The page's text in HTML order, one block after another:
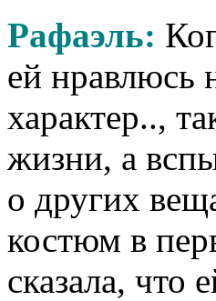
Рафаэль:
ей нравлюсь
характер..,
жизни, а
о других
костюм в
сказала, что